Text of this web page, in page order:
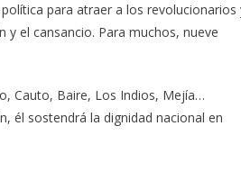
para atraer a los revolucionarios
y el cansancio. Para muchos, nueve
Cauto, Baire, Los Indios, Mejía…
él sostendrá la dignidad nacional en